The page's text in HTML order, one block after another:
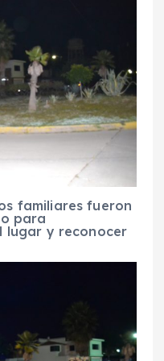
familiares fueron
para
lugar y reconocer